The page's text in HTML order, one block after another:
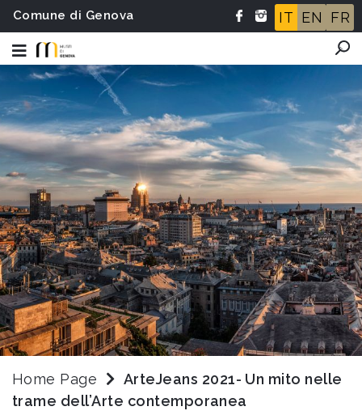
Comune di Genova IT EN FR
Home Page
ArteJeans 2021- Un mito nelle
trame dell’Arte contemporanea